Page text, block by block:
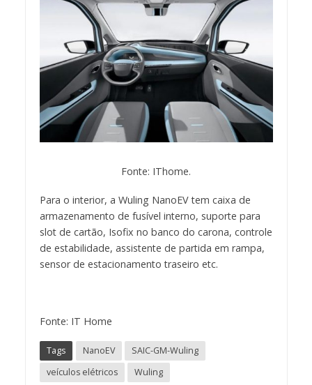
Fonte: IThome.
Para o interior, a Wuling NanoEV tem caixa de
armazenamento de fusível interno, suporte para
slot de cartão, Isofix no banco do carona, controle
de estabilidade, assistente de partida em rampa,
sensor de estacionamento traseiro etc.
Fonte: IT Home
Tags NanoEV
SAIC-GM-Wuling
veículos elétricos
Wuling